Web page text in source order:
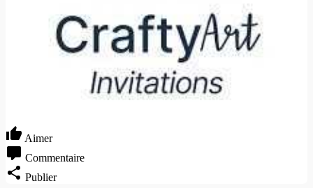
Aimer
Commentaire
Publier